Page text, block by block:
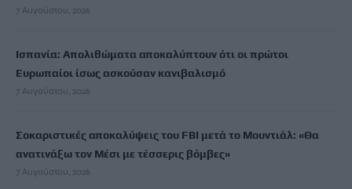
7 Αυγούστου, 2026
Ισπανία: Απολιθώματα αποκαλύπτουν ότι οι πρώτοι
Ευρωπαίοι ίσως ασκούσαν κανιβαλισμό
7 Αυγούστου, 2026
Σοκαριστικές αποκαλύψεις του FBI μετά το Μουντιάλ: «Θα
ανατινάξω τον Μέσι με τέσσερις βόμβες»
7 Αυγούστου, 2026